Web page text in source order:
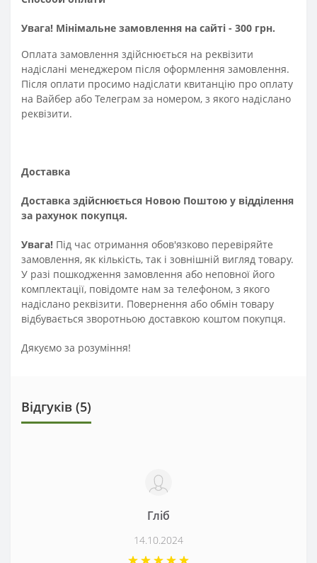
Увага! Мінімальне замовлення на сайті - 300 грн.
Оплата замовлення здійснюється на реквізити
надіслані менеджером після оформлення замовлення.
Після оплати просимо надіслати квитанцію про оплату
на Вайбер або Телеграм за номером, з якого надіслано
реквізити.
Доставка
Доставка здійснюється Новою Поштою у відділення
за рахунок покупця.
Увага! Під час отримання обов'язково перевіряйте
замовлення, як кількість, так і зовнішній вигляд товару.
У разі пошкодження замовлення або неповної його
комплектації, повідомте нам за телефоном, з якого
надіслано реквізити. Повернення або обмін товару
відбувається зворотньою доставкою коштом покупця.
Дякуємо за розуміння!
Відгуків (5)
Гліб
14.10.2024